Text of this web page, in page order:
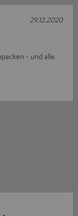
- und alle
29.12.2020